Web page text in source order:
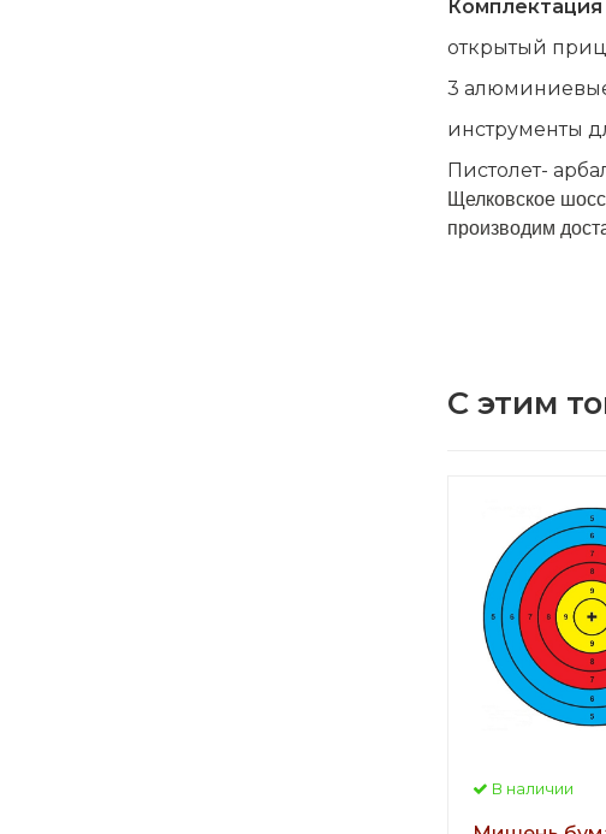
открытый
3
инструменты
Пистолет-
Щелковское
производим
С этим
В наличии